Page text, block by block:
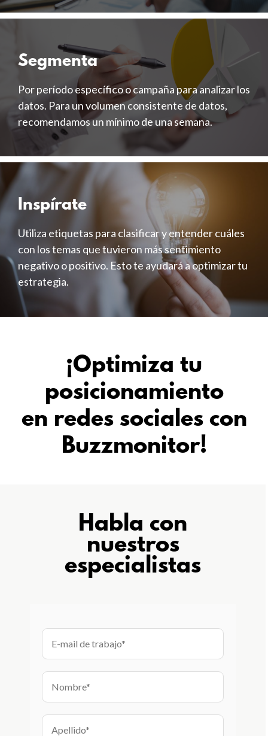
Segmenta
Por período específico o campaña para analizar los
datos. Para un volumen consistente de datos,
recomendamos un mínimo de una semana.
Inspírate
Utiliza etiquetas para clasificar y entender cuáles
con los temas que tuvieron más sentimiento
negativo o positivo. Esto te ayudará a optimizar tu
estrategia.
¡Optimiza tu
posicionamiento
en redes sociales con
Buzzmonitor!
Habla con
nuestros
especialistas